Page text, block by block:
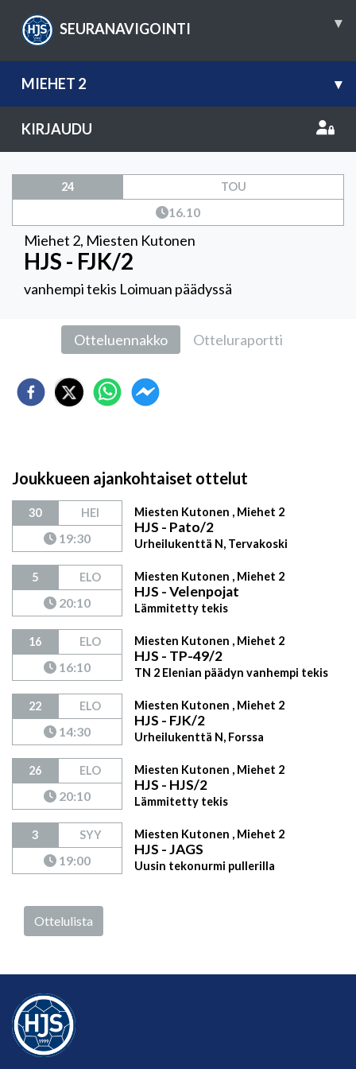
SEURANAVIGOINTI ▾
MIEHET 2 ▾
KIRJAUDU
24 TOU
16.10
Miehet 2, Miesten Kutonen
HJS - FJK/2
vanhempi tekis Loimuan päädyssä
Otteluennakko Otteluraportti
Joukkueen ajankohtaiset ottelut
30 HEI
19:30
Miesten Kutonen , Miehet 2
HJS - Pato/2
Urheilukenttä N, Tervakoski
5 ELO
20:10
Miesten Kutonen , Miehet 2
HJS - Velenpojat
Lämmitetty tekis
16 ELO
16:10
Miesten Kutonen , Miehet 2
HJS - TP-49/2
TN 2 Elenian päädyn vanhempi tekis
22 ELO
14:30
Miesten Kutonen , Miehet 2
HJS - FJK/2
Urheilukenttä N, Forssa
26 ELO
20:10
Miesten Kutonen , Miehet 2
HJS - HJS/2
Lämmitetty tekis
3 SYY
19:00
Miesten Kutonen , Miehet 2
HJS - JAGS
Uusin tekonurmi pullerilla
Ottelulista